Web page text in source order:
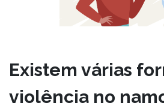
Existem várias
violência no